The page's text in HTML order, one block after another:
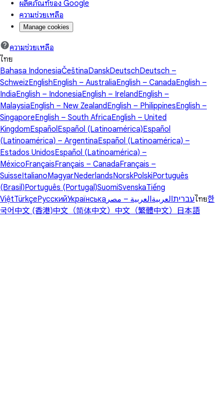
ผลิตภัณฑ์ของ Google
ความช่วยเหลือ
Manage cookies
ความช่วยเหลือ
ไทย
Bahasa IndonesiaČeštinaDanskDeutschDeutsch –
SchweizEnglishEnglish – AustraliaEnglish – CanadaEnglish –
IndiaEnglish – IndonesiaEnglish – IrelandEnglish –
MalaysiaEnglish – New ZealandEnglish – PhilippinesEnglish –
SingaporeEnglish – South AfricaEnglish – United
KingdomEspañolEspañol (Latinoamérica)Español
(Latinoamérica) – ArgentinaEspañol (Latinoamérica) –
Estados UnidosEspañol (Latinoamérica) –
MéxicoFrançaisFrançais – CanadaFrançais –
SuisseItalianoMagyarNederlandsNorskPolskiPortuguês
(Brasil)Português (Portugal)SuomiSvenskaTiếng
ViệtTürkçeРусскийУкраїнська עבריתالعربيةالعربية – مصر ไทย한
국어 中文 (香港)中文（简体中文） 中文（繁體中文） 日本語